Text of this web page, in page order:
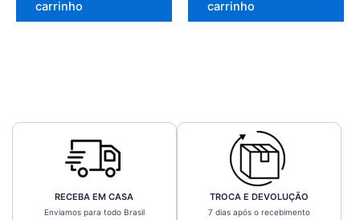
carrinho carrinho
RECEBA EM CASA
Enviamos para todo Brasil
TROCA E DEVOLUÇÃO
7 dias após o recebimento